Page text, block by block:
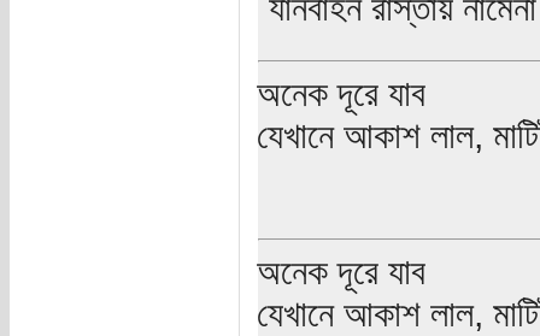
অনেক দূরে যাব
যেখানে আকাশ লাল,
অনেক দূরে যাব
যেখানে আকাশ লাল,